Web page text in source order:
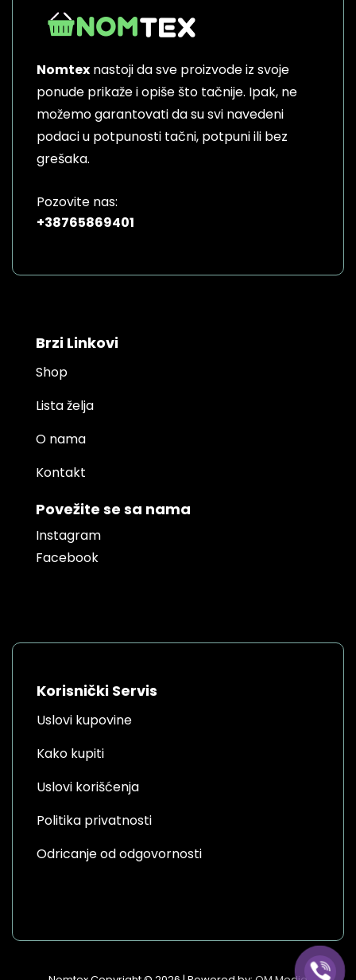
Nomtex nastoji da sve proizvode iz svoje
ponude prikaže i opiše što tačnije. Ipak, ne
možemo garantovati da su svi navedeni
podaci u potpunosti tačni, potpuni ili bez
grešaka.
Pozovite nas:
+38765869401
Brzi Linkovi
Shop
Lista želja
O nama
Kontakt
Povežite se sa nama
Instagram
Facebook
Korisnički Servis
Uslovi kupovine
Kako kupiti
Uslovi korišćenja
Politika privatnosti
Odricanje od odgovornosti